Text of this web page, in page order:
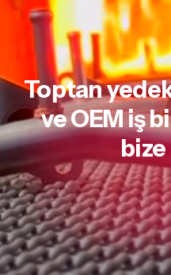
Toptan
veOEM iş
bize